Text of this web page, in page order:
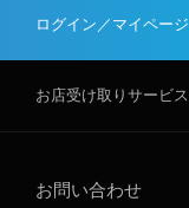
ログイン／マイページ
お店受け取りサービス
お問い合わせ